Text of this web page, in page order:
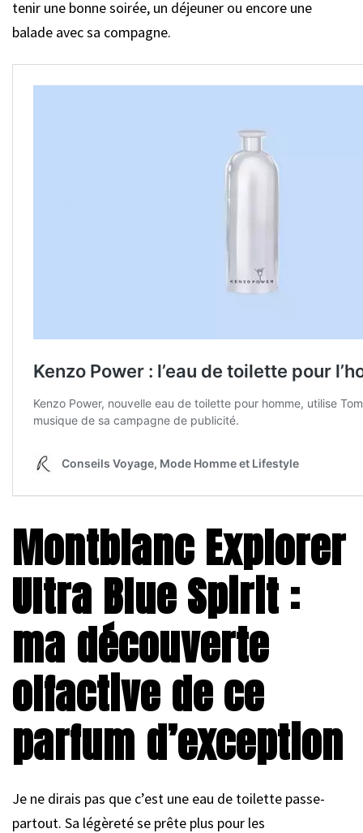
tenir une bonne soirée, un déjeuner ou encore une
balade avec sa compagne.
Montblanc Explorer
Ultra Blue Spirit :
ma découverte
olfactive de ce
parfum d’exception
Je ne dirais pas que c’est une eau de toilette passe-
partout. Sa légèreté se prête plus pour les